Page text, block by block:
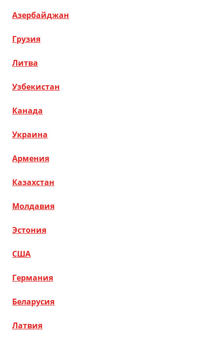
Азербайджан
Грузия
Литва
Узбекистан
Канада
Украина
Армения
Казахстан
Молдавия
Эстония
США
Германия
Беларусия
Латвия